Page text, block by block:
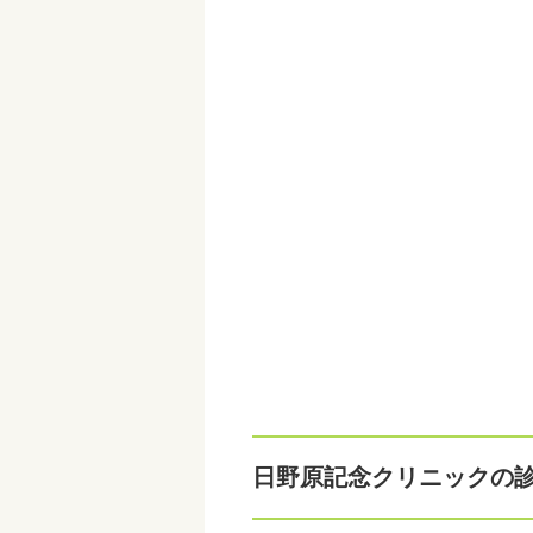
日野原記念クリニックの